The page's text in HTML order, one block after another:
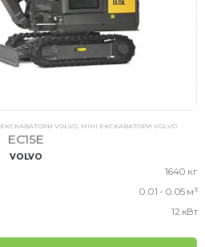
ЕКСКАВАТОРИ VOLVO, МІНІ ЕКСКАВАТОРИ VOLVO
EC15E
VOLVO
1640 кг
0.01 - 0.05 м³
12 кВт